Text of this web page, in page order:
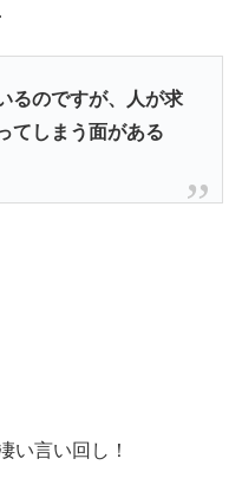
るのですが、人が求
てしまう面がある
い言い回し！